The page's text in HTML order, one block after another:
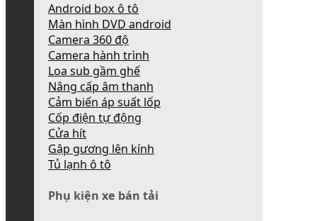
Android box ô tô
Màn hình DVD android
Camera 360 độ
Camera hành trình
Loa sub gầm ghế
Nâng cấp âm thanh
Cảm biến áp suất lốp
Cốp điện tự động
Cửa hít
Gập gương lên kính
Tủ lạnh ô tô
Phụ kiện xe bán tải